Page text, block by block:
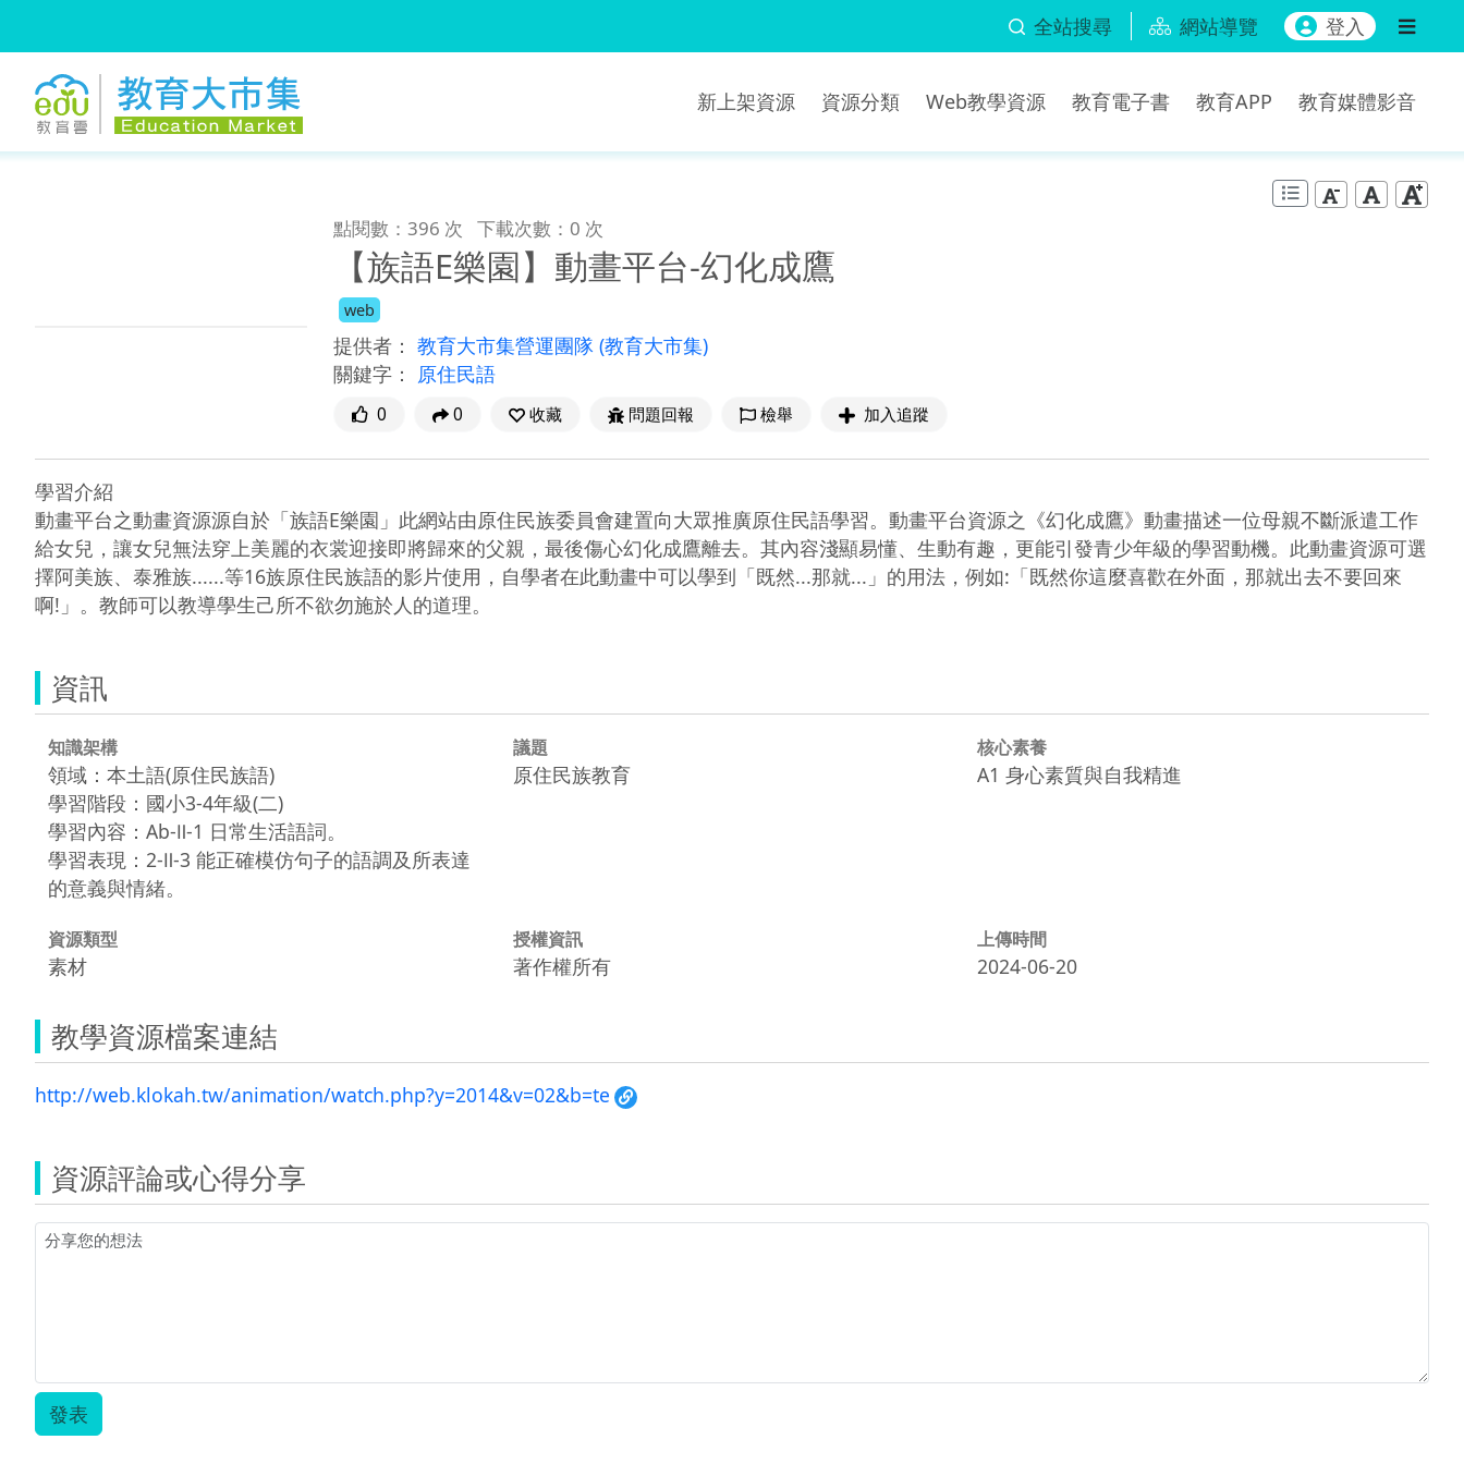
全站搜尋 網站導覽 登入
新上架資源 資源分類 Web教學資源 教育電子書 教育APP 教育媒體影音
點閱數：396 次 下載次數：0 次
【族語E樂園】動畫平台-幻化成鷹
web
提供者： 教育大市集營運團隊 (教育大市集)
關鍵字：
原住民語
0 0 收藏 問題回報 檢舉 加入追蹤
學習介紹
動畫平台之動畫資源源自於「族語E樂園」此網站由原住民族委員會建置向大眾推廣原住民語學習。動畫平台資源之《幻化成鷹》動畫描述一位母親不斷派遣工作
給女兒，讓女兒無法穿上美麗的衣裳迎接即將歸來的父親，最後傷心幻化成鷹離去。其內容淺顯易懂、生動有趣，更能引發青少年級的學習動機。此動畫資源可選
擇阿美族、泰雅族......等16族原住民族語的影片使用，自學者在此動畫中可以學到「既然...那就...」的用法，例如:「既然你這麼喜歡在外面，那就出去不要回來
啊!」。教師可以教導學生己所不欲勿施於人的道理。
資訊
知識架構
領域：本土語(原住民族語)
學習階段：國小3-4年級(二)
學習內容：Ab-Ⅱ-1 日常生活語詞。
學習表現：2-Ⅱ-3 能正確模仿句子的語調及所表達
的意義與情緒。
議題
原住民族教育
核心素養
A1 身心素質與自我精進
資源類型
素材
授權資訊
著作權所有
上傳時間
2024-06-20
教學資源檔案連結
http://web.klokah.tw/animation/watch.php?y=2014&v=02&b=te
資源評論或心得分享
發表